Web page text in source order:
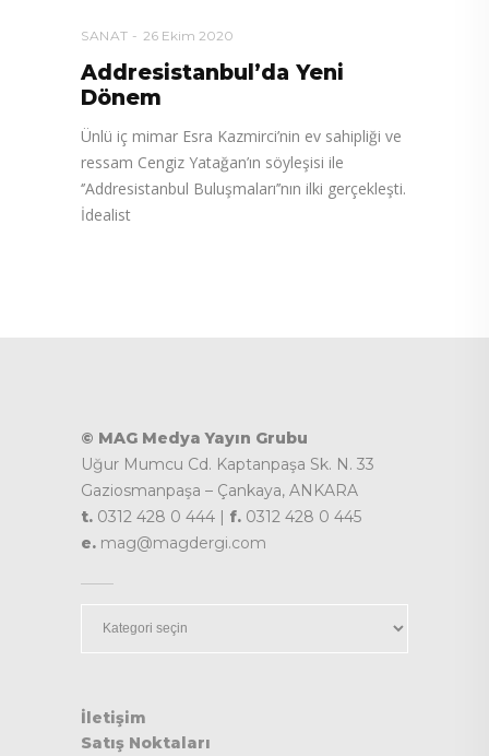
SANAT 26 Ekim 2020
Addresistanbul’da Yeni
Dönem
Ünlü iç mimar Esra Kazmirci’nin ev sahipliği ve
ressam Cengiz Yatağan’ın söyleşisi ile
‘’Addresistanbul Buluşmaları’’nın ilki gerçekleşti.
İdealist
© MAG Medya Yayın Grubu
Uğur Mumcu Cd. Kaptanpaşa Sk. N. 33
Gaziosmanpaşa – Çankaya, ANKARA
t. 0312 428 0 444 | f. 0312 428 0 445
e. mag@magdergi.com
İletişim
Satış Noktaları